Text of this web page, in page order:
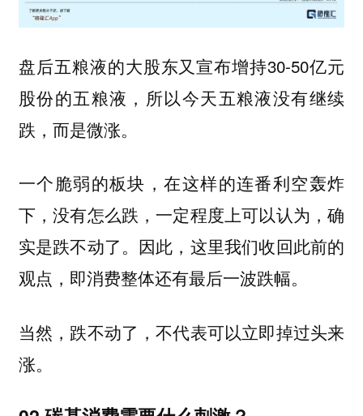
盘后五粮液的大股东又宣布增持30-50亿元
股份的五粮液，所以今天五粮液没有继续
跌，而是微涨。
一个脆弱的板块，在这样的连番利空轰炸
下，没有怎么跌，一定程度上可以认为，确
实是跌不动了。因此，这里我们收回此前的
观点，即消费整体还有最后一波跌幅。
当然，跌不动了，不代表可以立即掉过头来
涨。